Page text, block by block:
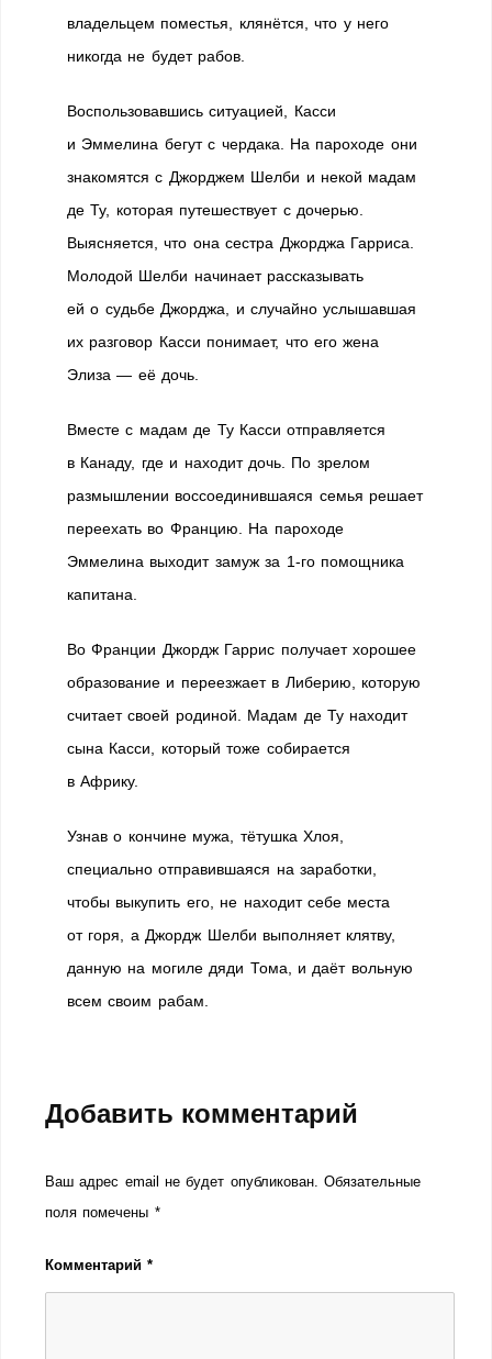
владельцем поместья, клянётся, что у него
никогда не будет рабов.
Воспользовавшись ситуацией, Касси
и Эммелина бегут с чердака. На пароходе они
знакомятся с Джорджем Шелби и некой мадам
де Ту, которая путешествует с дочерью.
Выясняется, что она сестра Джорджа Гарриса.
Молодой Шелби начинает рассказывать
ей о судьбе Джорджа, и случайно услышавшая
их разговор Касси понимает, что его жена
Элиза — её дочь.
Вместе с мадам де Ту Касси отправляется
в Канаду, где и находит дочь. По зрелом
размышлении воссоединившаяся семья решает
переехать во Францию. На пароходе
Эммелина выходит замуж за 1-го помощника
капитана.
Во Франции Джордж Гаррис получает хорошее
образование и переезжает в Либерию, которую
считает своей родиной. Мадам де Ту находит
сына Касси, который тоже собирается
в Африку.
Узнав о кончине мужа, тётушка Хлоя,
специально отправившаяся на заработки,
чтобы выкупить его, не находит себе места
от горя, а Джордж Шелби выполняет клятву,
данную на могиле дяди Тома, и даёт вольную
всем своим рабам.
Добавить комментарий
Ваш адрес email не будет опубликован. Обязательные
поля помечены *
Комментарий*